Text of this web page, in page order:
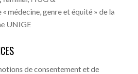
médecine, genre et équité » de la
UNIGE
de consentement et de